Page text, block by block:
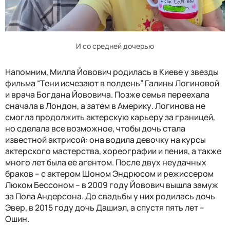
И со средней дочерью
Напомним, Милла Йовович родилась в Киеве у звезды
фильма “Тени исчезают в полдень” Галины Логиновой
и врача Богдана Йововича. Позже семья переехала
сначала в Лондон, а затем в Америку. Логинова не
смогла продолжить актерскую карьеру за границей,
но сделала все возможное, чтобы дочь стала
известной актрисой: она водила девочку на курсы
актерского мастерства, хореографии и пения, а также
много лет была ее агентом. После двух неудачных
браков – с актером Шоном Эндрюсом и режиссером
Люком Бессоном – в 2009 году Йовович вышла замуж
за Пола Андерсона. До свадьбы у них родилась дочь
Эвер, в 2015 году дочь Дашиэл, а спустя пять лет –
Ошин.